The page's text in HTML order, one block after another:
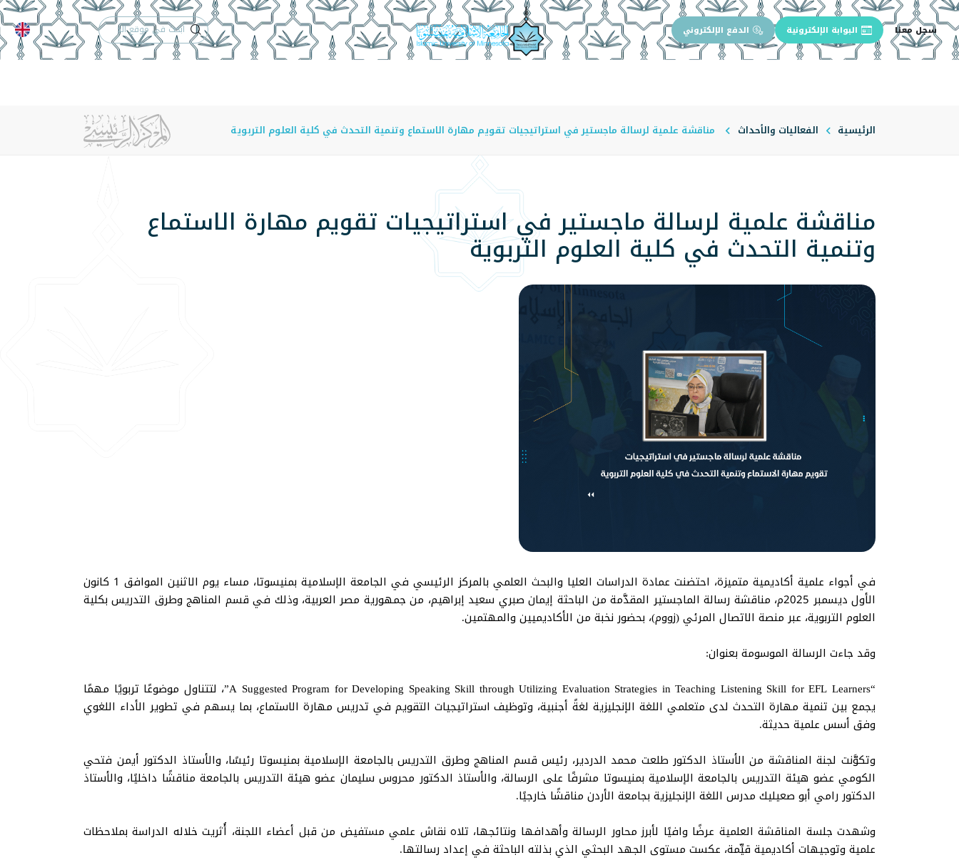
سجل معنا البوابة الإلكترونية الدفع الإلكتروني الدعم الفنيالتقويم الجامعي
الرئيسية الفعاليات والأحداث مناقشة علمية لرسالة ماجستير في استراتيجيات تقويم مهارة الاستماع وتنمية التحدث في كلية العلوم التربوية
مناقشة علمية لرسالة ماجستير في استراتيجيات تقويم مهارة الاستماع
وتنمية التحدث في كلية العلوم التربوية
في أجواء علمية أكاديمية متميزة، احتضنت عمادة الدراسات العليا والبحث العلمي بالمركز الرئيسي في الجامعة الإسلامية بمنيسوتا، مساء يوم الاثنين الموافق 1 كانون
الأول ديسمبر 2025م، مناقشة رسالة الماجستير المقدَّمة من الباحثة إيمان صبري سعيد إبراهيم، من جمهورية مصر العربية، وذلك في قسم المناهج وطرق التدريس بكلية
العلوم التربوية، عبر منصة الاتصال المرئي (زووم)، بحضور نخبة من الأكاديميين والمهتمين.
وقد جاءت الرسالة الموسومة بعنوان:
“A Suggested Program for Developing Speaking Skill through Utilizing Evaluation Strategies in Teaching Listening Skill for EFL Learners”، لتتناول موضوعًا تربويًا مهمًا
يجمع بين تنمية مهارة التحدث لدى متعلمي اللغة الإنجليزية لغةً أجنبية، وتوظيف استراتيجيات التقويم في تدريس مهارة الاستماع، بما يسهم في تطوير الأداء اللغوي
وفق أسس علمية حديثة.
وتكوَّنت لجنة المناقشة من الأستاذ الدكتور طلعت محمد الدردير، رئيس قسم المناهج وطرق التدريس بالجامعة الإسلامية بمنيسوتا رئيسًا، والأستاذ الدكتور أيمن فتحي
الكومي عضو هيئة التدريس بالجامعة الإسلامية بمنيسوتا مشرفًا على الرسالة، والأستاذ الدكتور محروس سليمان عضو هيئة التدريس بالجامعة مناقشًا داخليًا، والأستاذ
الدكتور رامي أبو صعيليك مدرس اللغة الإنجليزية بجامعة الأردن مناقشًا خارجيًا.
وشهدت جلسة المناقشة العلمية عرضًا وافيًا لأبرز محاور الرسالة وأهدافها ونتائجها، تلاه نقاش علمي مستفيض من قبل أعضاء اللجنة، أُثريت خلاله الدراسة بملاحظات
علمية وتوجيهات أكاديمية قيِّمة، عكست مستوى الجهد البحثي الذي بذلته الباحثة في إعداد رسالتها.